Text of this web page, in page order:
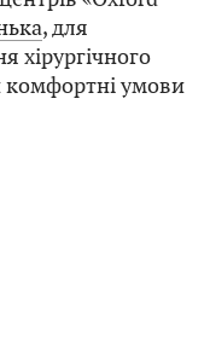
, для
хірургічного
комфортні умови